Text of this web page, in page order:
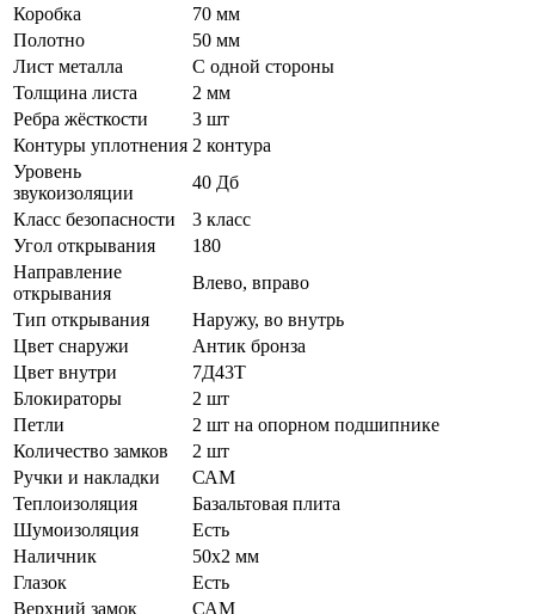
Коробка
70 мм
Полотно
50 мм
Лист металла
С одной стороны
Толщина листа
2 мм
Ребра жёсткости
3 шт
Контуры уплотнения 2 контура
Уровень
звукоизоляции
40 Дб
Класс безопасности
3 класс
Угол открывания
180
Направление
открывания
Влево, вправо
Тип открывания
Наружу, во внутрь
Цвет снаружи
Антик бронза
Цвет внутри
7Д43Т
Блокираторы
2 шт
Петли
2 шт на опорном подшипнике
Количество замков
2 шт
Ручки и накладки
САМ
Теплоизоляция
Базальтовая плита
Шумоизоляция
Есть
Наличник
50х2 мм
Глазок
Есть
Верхний замок
САМ